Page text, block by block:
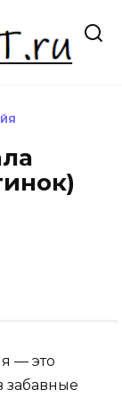
— это
забавные